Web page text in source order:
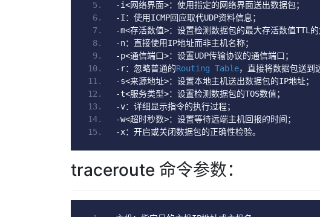
-i<网络界面>：使用指定的网络界面送出数据包；
-I：使用ICMP回应取代UDP资料信息；
-m<存活数值>：设置检测数据包的最大存活数值TTL 的
-n：直接使用IP地址而非主机名称；
-p<通信端口>：设置UDP传输协议的通信端口；
- r：忽略普通的Routing Table，直接将数据包送到
-s<来源地址>：设置本地主机送出数据包的IP地址；
-t<服务类型>：设置检测数据包的TOS数值；
-v：详细显示指令的执行过程；
-w<超时秒数>：设置等待远端主机回报的时间；
-x：开启或关闭数据包的正确性检验。
traceroute 命令参数：